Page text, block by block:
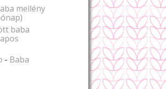
mellény
baba
- Baba